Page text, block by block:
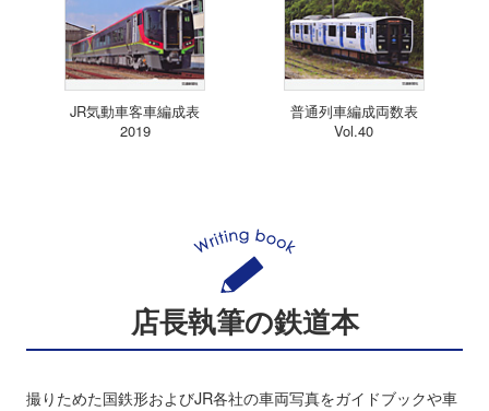
JR気動車客車編成表
2019
普通列車編成両数表
Vol.40
店長執筆の鉄道本
撮りためた国鉄形およびJR各社の車両写真をガイドブックや車